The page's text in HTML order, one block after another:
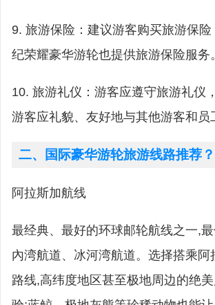
9. 旅游保险：建议游客购买旅游保
纪荣耀豪华游轮也提供旅游保险服务。
10. 旅游礼仪：游客应遵守旅游礼仪
游客应礼貌、友好地与其他游客和员
二、国际豪华游轮旅游线路推荐？
阿拉斯加航线
最经典、最好的环球邮轮航线之一,
內湾航道、冰河湾航道。选择搭乘
路线,高纬度地区甚至极地周边的绝